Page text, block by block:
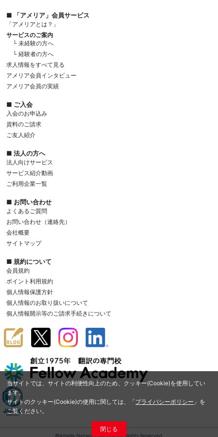
当サイトでは、サイトの利便性向上のため、クッキー(Cookie)を使用してい
ます。
サイトのクッキー(Cookie)の使用に関しては、「プライバシーポリシー 」を
ご覧ください。
閉じる
■ 「アメリア」会員サービス
「アメリアとは？」
サービスのご案内
└ 未経験の方へ
└ 経験者の方へ
求人情報をすべて見る
アメリア会員インタビュー
アメリア会員の実績
■ ご入会
入会のお申込み
資料のご請求
ご友人紹介
■ 法人の方へ
法人向けサービス
サービス紹介動画
ご利用企業一覧
■ お問い合わせ
よくあるご質問
お問い合わせ（連絡先）
会社概要
サイトマップ
■ 規約について
会員規約
ポイント利用規約
個人情報保護方針
個人情報のお取り扱いについて
個人情報開示等のご請求手続きについて
©Amelia Network Co.,Ltd. All Rights Reserved.